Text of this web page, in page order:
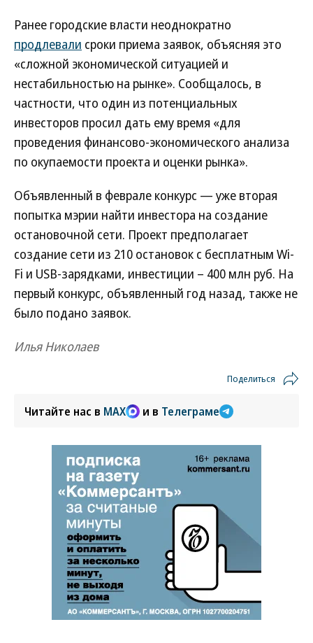
Ранее городские власти неоднократно
продлевали сроки приема заявок, объясняя это
«сложной экономической ситуацией и
нестабильностью на рынке». Сообщалось, в
частности, что один из потенциальных
инвесторов просил дать ему время «для
проведения финансово-экономического анализа
по окупаемости проекта и оценки рынка».
Объявленный в феврале конкурс — уже вторая
попытка мэрии найти инвестора на создание
остановочной сети. Проект предполагает
создание сети из 210 остановок с бесплатным Wi-
Fi и USB-зарядками, инвестиции – 400 млн руб. На
первый конкурс, объявленный год назад, также не
было подано заявок.
Илья Николаев
Поделиться
Читайте нас в MAX и в Телеграме